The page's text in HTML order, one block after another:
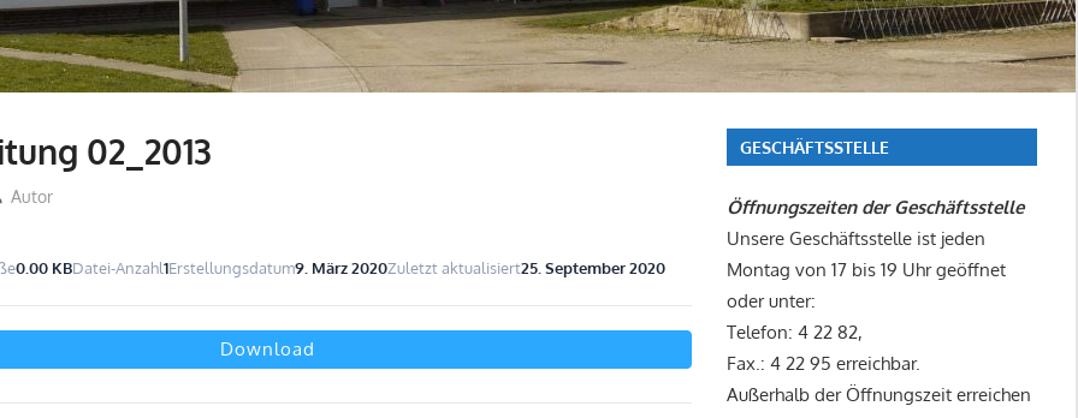
02_2013
Autor
0.00 KBDatei-Anzahl1Erstellungsdatum9. März 2020Zuletzt aktualisiert25. September 2020
Download
GESCHÄFTSSTELLE
Öffnungszeiten der Geschäftsstelle
Unsere Geschäftsstelle ist jeden
Montag von 17 bis 19 Uhr geöffnet
oder unter:
Telefon: 4 22 82,
Fax.: 4 22 95 erreichbar.
Außerhalb der Öffnungszeit erreichen